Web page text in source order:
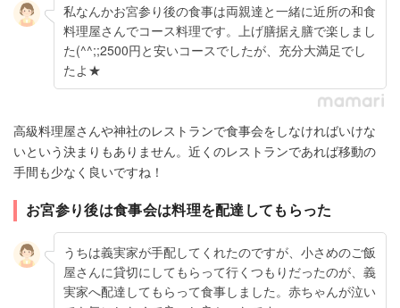
私なんかお宮参り後の食事は両親達と一緒に近所の和食
料理屋さんでコース料理です。上げ膳据え膳で楽しまし
た(^^;;2500円と安いコースでしたが、充分大満足でし
たよ★
高級料理屋さんや神社のレストランで食事会をしなければいけな
いという決まりもありません。近くのレストランであれば移動の
手間も少なく良いですね！
お宮参り後は食事会は料理を配達してもらった
うちは義実家が手配してくれたのですが、小さめのご飯
屋さんに貸切にしてもらって行くつもりだったのが、義
実家へ配達してもらって食事しました。赤ちゃんが泣い